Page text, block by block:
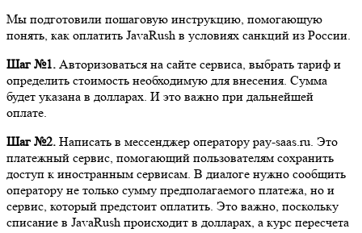
Мы подготовили пошаговую инструкцию, помогающую
понять, как оплатить JavaRush в условиях санкций из России.
Шаг №1. Авторизоваться на сайте сервиса, выбрать тариф и
определить стоимость необходимую для внесения. Сумма
будет указана в долларах. И это важно при дальнейшей
оплате.
Шаг №2. Написать в мессенджер оператору pay-saas.ru. Это
платежный сервис, помогающий пользователям сохранить
доступ к иностранным сервисам. В диалоге нужно сообщить
оператору не только сумму предполагаемого платежа, но и
сервис, который предстоит оплатить. Это важно, поскольку
списание в JavaRush происходит в долларах, а курс пересчета